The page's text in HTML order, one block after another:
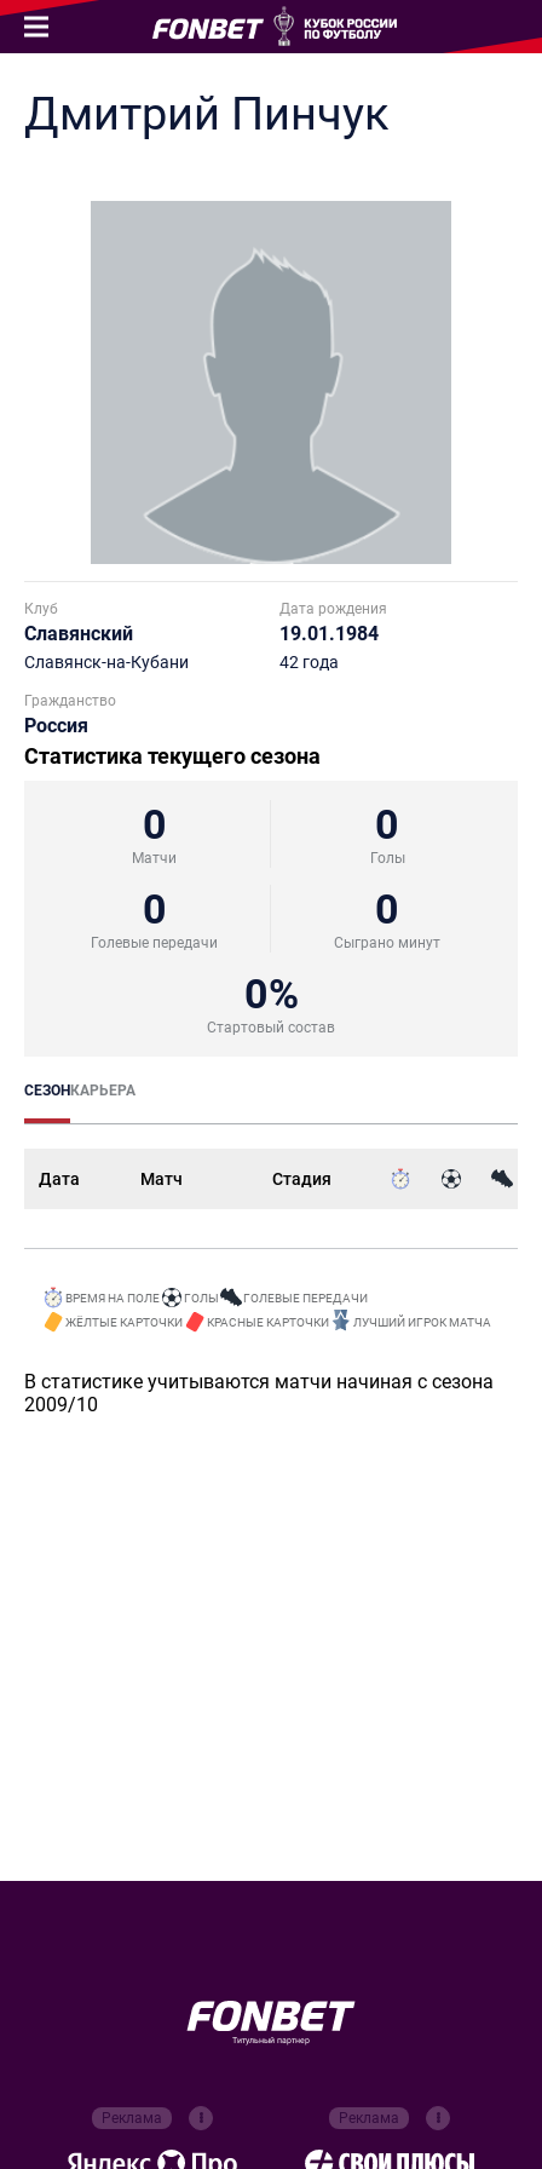
Дмитрий Пинчук
Клуб
Славянский
Славянск-на-Кубани
Дата рождения
19.01.1984
42 года
Гражданство
Россия
Статистика текущего сезона
0
Матчи
0
Голы
0
Голевые передачи
0
Сыграно минут
0%
Стартовый состав
СЕЗОНКАРЬЕРА
Дата Матч Стадия
ВРЕМЯ НА ПОЛЕ ГОЛЫ
ГОЛЕВЫЕ ПЕРЕДАЧИ
ЖЁЛТЫЕ КАРТОЧКИ
КРАСНЫЕ КАРТОЧКИ ЛУЧШИЙ ИГРОК МАТЧА
В статистике учитываются матчи начиная с сезона
2009/10
Титульный партнер
Реклама Реклама